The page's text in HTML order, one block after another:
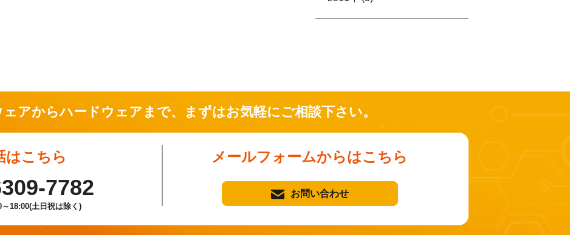
アからハードウェアまで、 まずはお気軽にご相談下さい。
はこちら
7782
18:00(土日祝は除く)
メールフォームからはこちら
お問い合わせ